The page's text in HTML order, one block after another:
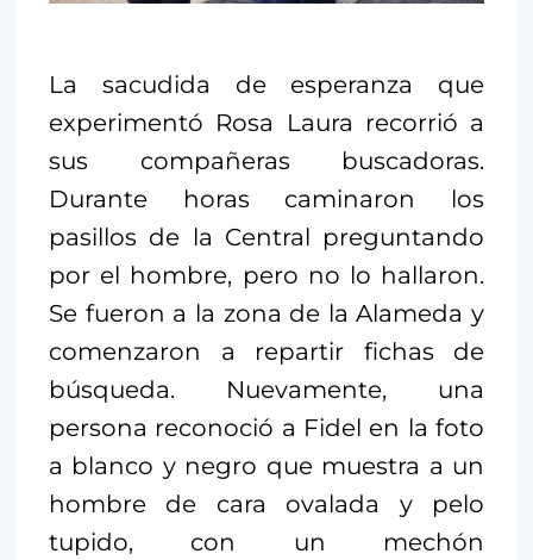
La sacudida de esperanza que
experimentó Rosa Laura recorrió a
sus compañeras buscadoras.
Durante horas caminaron los
pasillos de la Central preguntando
por el hombre, pero no lo hallaron.
Se fueron a la zona de la Alameda y
comenzaron a repartir fichas de
búsqueda. Nuevamente, una
persona reconoció a Fidel en la foto
a blanco y negro que muestra a un
hombre de cara ovalada y pelo
tupido, con un mechón